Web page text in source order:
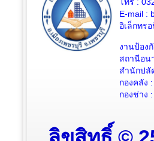
E-mail :
อิเล็กทร
งานป้อง
สถานีอน
สำนักปลั
กองคลัง
กองช่าง